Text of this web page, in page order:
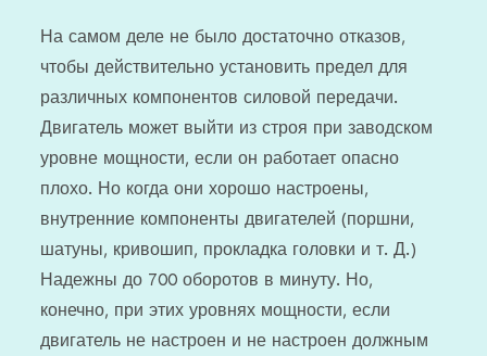
На самом деле не было достаточно отказов,
чтобы действительно установить предел для
различных компонентов силовой передачи.
Двигатель может выйти из строя при заводском
уровне мощности, если он работает опасно
плохо. Но когда они хорошо настроены,
внутренние компоненты двигателей (поршни,
шатуны, кривошип, прокладка головки и т. Д.)
Надежны до 700 оборотов в минуту. Но,
конечно, при этих уровнях мощности, если
двигатель не настроен и не настроен должным